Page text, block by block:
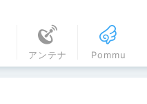
アンテナ Pommu